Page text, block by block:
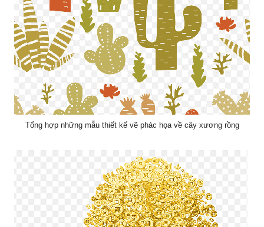
Tổng hợp những mẫu thiết kế vẽ phác họa về cây xương rồng